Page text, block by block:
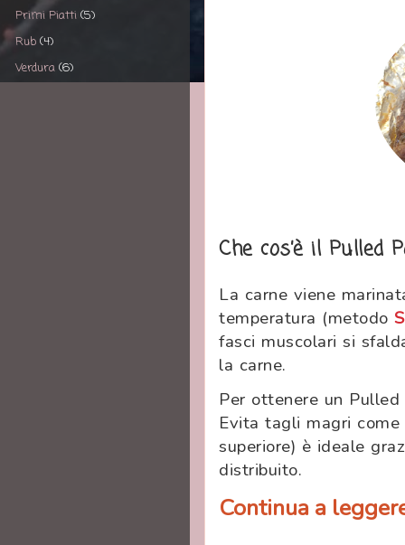
Che cos’è il Pulled
La carne viene
temperatura (metodo
fasci muscolari si
la carne.
Per ottenere un
Evita tagli magri
superiore) è ideale
distribuito.
Continua a
Primi Piatti (5)
Rub (4)
Verdura (6)